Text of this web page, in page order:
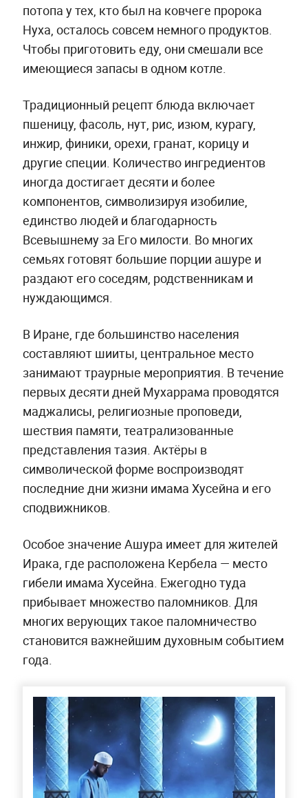
потопа у тех, кто был на ковчеге пророка
Нуха, осталось совсем немного продуктов.
Чтобы приготовить еду, они смешали все
имеющиеся запасы в одном котле.
Традиционный рецепт блюда включает
пшеницу, фасоль, нут, рис, изюм, курагу,
инжир, финики, орехи, гранат, корицу и
другие специи. Количество ингредиентов
иногда достигает десяти и более
компонентов, символизируя изобилие,
единство людей и благодарность
Всевышнему за Его милости. Во многих
семьях готовят большие порции ашуре и
раздают его соседям, родственникам и
нуждающимся.
В Иране, где большинство населения
составляют шииты, центральное место
занимают траурные мероприятия. В течение
первых десяти дней Мухаррама проводятся
маджалисы, религиозные проповеди,
шествия памяти, театрализованные
представления тазия. Актёры в
символической форме воспроизводят
последние дни жизни имама Хусейна и его
сподвижников.
Особое значение Ашура имеет для жителей
Ирака, где расположена Кербела — место
гибели имама Хусейна. Ежегодно туда
прибывает множество паломников. Для
многих верующих такое паломничество
становится важнейшим духовным событием
года.